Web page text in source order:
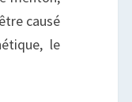
causé
le